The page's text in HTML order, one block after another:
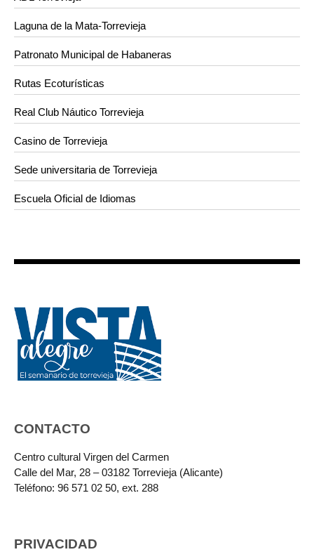
Laguna de la Mata-Torrevieja
Patronato Municipal de Habaneras
Rutas Ecoturísticas
Real Club Náutico Torrevieja
Casino de Torrevieja
Sede universitaria de Torrevieja
Escuela Oficial de Idiomas
CONTACTO
Centro cultural Virgen del Carmen
Calle del Mar, 28 – 03182 Torrevieja (Alicante)
Teléfono: 96 571 02 50, ext. 288
PRIVACIDAD